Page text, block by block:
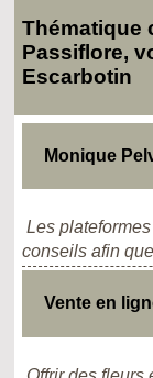
Thématique
Passiflore,
Escarbotin
Monique
Les
conseils afin
Vente en